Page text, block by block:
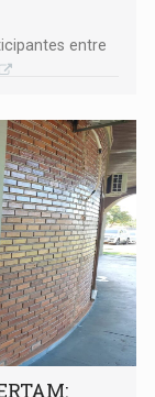
entre